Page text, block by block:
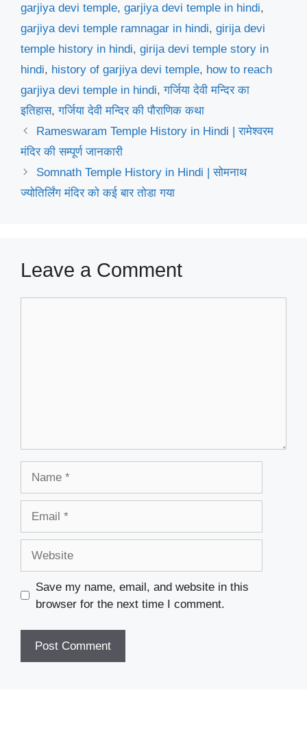
garjiya devi temple, garjiya devi temple in hindi,
garjiya devi temple ramnagar in hindi, girija devi
temple history in hindi, girija devi temple story in
hindi, history of garjiya devi temple, how to reach
garjiya devi temple in hindi,गर्जिया देवी मन्दिर का
इतिहास,गर्जिया देवी मन्दिर की पौराणिक कथा
Rameswaram Temple History in Hindi | रामेश्वरम
मंदिर की सम्पूर्ण जानकारी
Somnath Temple History in Hindi | सोमनाथ
ज्योतिर्लिंग मंदिर को कई बार तोडा गया
Leave a Comment
Save my name, email, and website in this
browser for the next time I comment.